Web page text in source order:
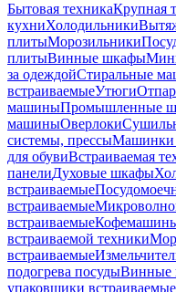
Бытовая техникаКрупная
кухниХолодильники
плитыМорозильники
плитыВинные шкафы
за одеждойСтиральные
встраиваемыеУтюги
машиныПромышленные
машиныОверлоки
системы, прессыМашинки
для обувиВстраиваемая
панелиДуховые шкафы
встраиваемые
встраиваемые
встраиваемые
встраиваемой техники
встраиваемые
подогрева посудыВинные
упаковщики встраиваемые